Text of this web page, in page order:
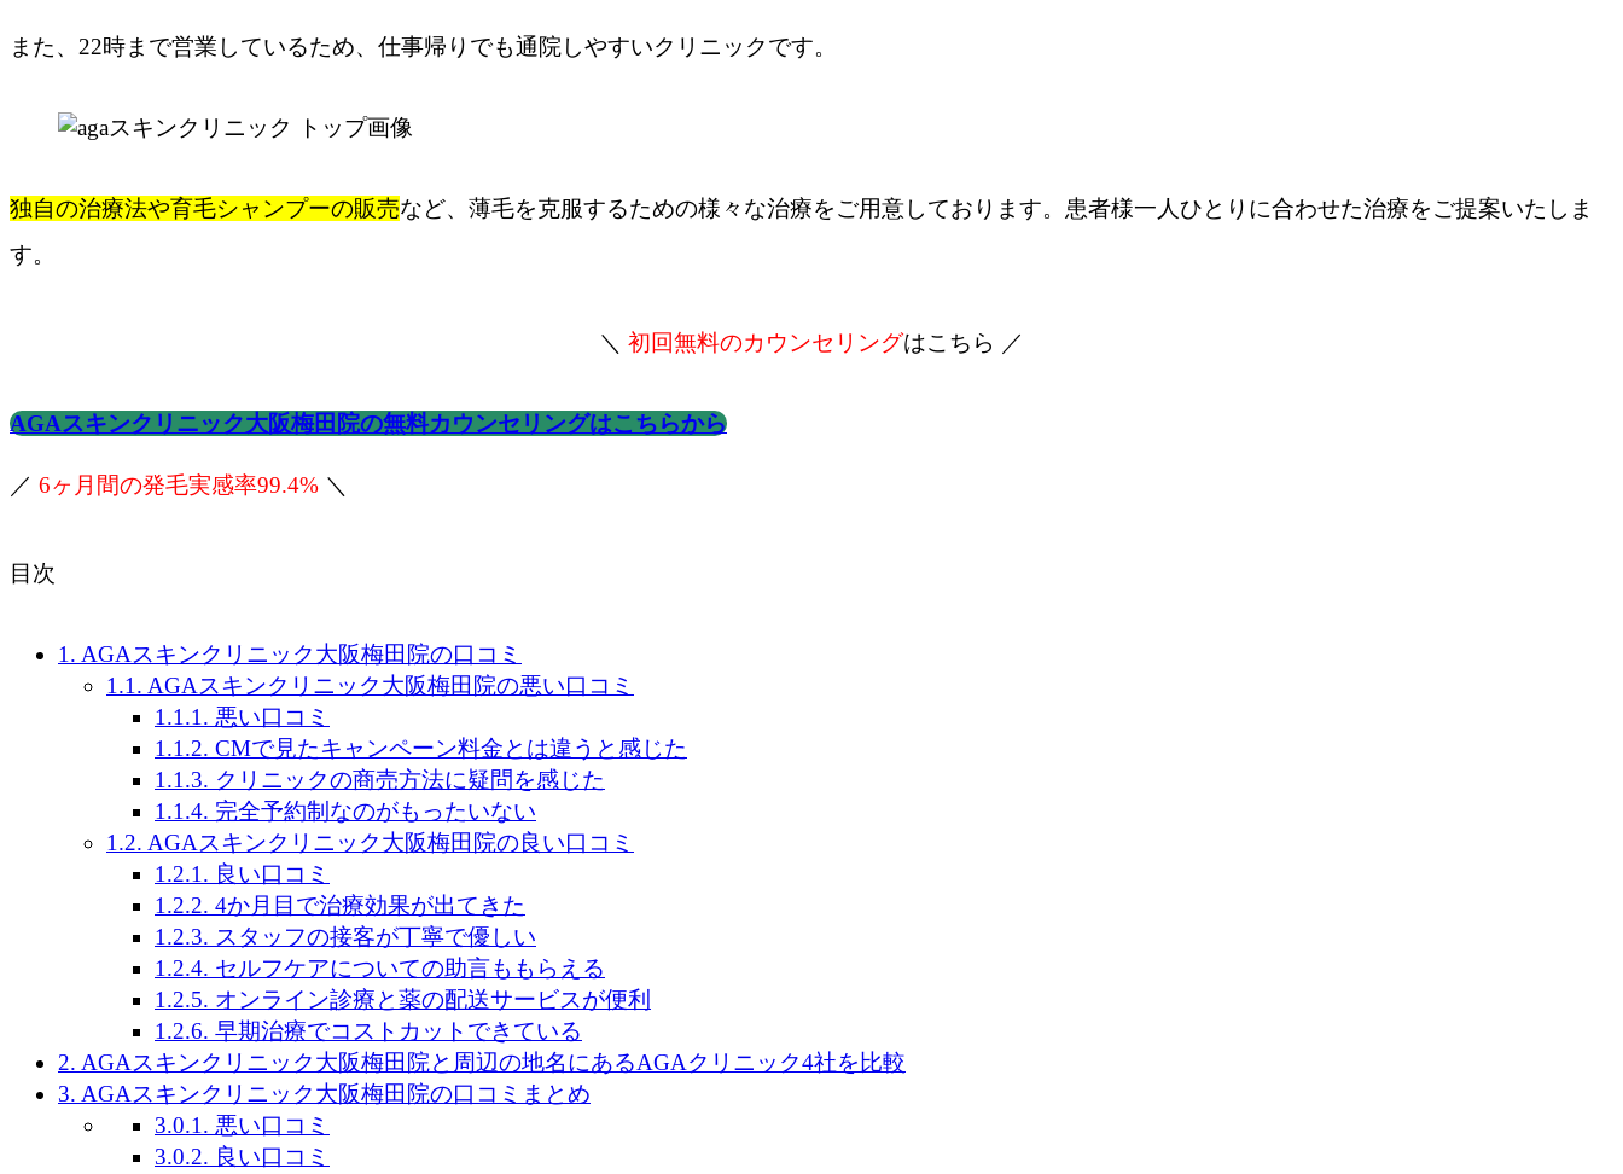
また、22時まで営業しているため、仕事帰りでも通院しやすいクリニックです。
独自の治療法や育毛シャンプーの販売など、薄毛を克服するための様々な治療をご用意しております。患者様一人ひとりに合わせた治療をご提案いたしま
す。
＼ 初回無料のカウンセリングはこちら ／
AGAスキンクリニック大阪梅田院の無料カウンセリングはこちらから
／ 6ヶ月間の発毛実感率99.4% ＼
目次
1. AGAスキンクリニック大阪梅田院の口コミ
1.1. AGAスキンクリニック大阪梅田院の悪い口コミ
1.1.1. 悪い口コミ
1.1.2. CMで見たキャンペーン料金とは違うと感じた
1.1.3. クリニックの商売方法に疑問を感じた
1.1.4. 完全予約制なのがもったいない
1.2. AGAスキンクリニック大阪梅田院の良い口コミ
1.2.1. 良い口コミ
1.2.2. 4か月目で治療効果が出てきた
1.2.3. スタッフの接客が丁寧で優しい
1.2.4. セルフケアについての助言ももらえる
1.2.5. オンライン診療と薬の配送サービスが便利
1.2.6. 早期治療でコストカットできている
2. AGAスキンクリニック大阪梅田院と周辺の地名にあるAGAクリニック4社を比較
3. AGAスキンクリニック大阪梅田院の口コミまとめ
3.0.1. 悪い口コミ
3.0.2. 良い口コミ